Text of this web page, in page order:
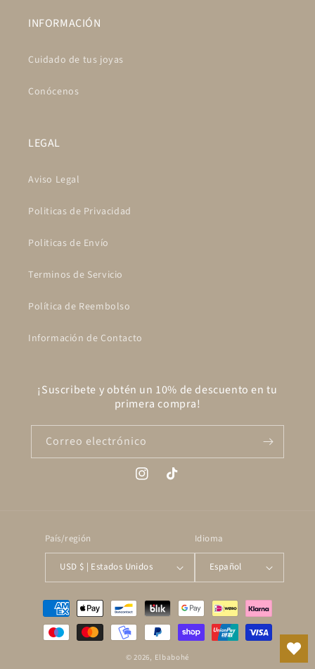
INFORMACIÓN
Cuidado de tus joyas
Conócenos
LEGAL
Aviso Legal
Politicas de Privacidad
Politicas de Envío
Terminos de Servicio
Política de Reembolso
Información de Contacto
¡Suscribete y obtén un 10% de descuento en tu
primera compra!
Correo electrónico
InstagramTikTok
País/región
USD $ | Estados Unidos
Idioma
Español
Formas
pago
© 2026, Elbabohé